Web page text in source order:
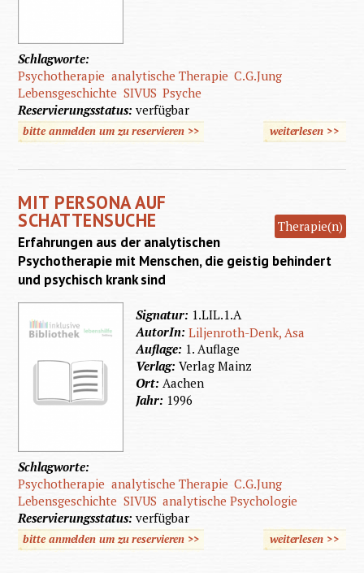
Schlagworte:
Psychotherapie analytische Therapie C.G.Jung
Lebensgeschichte SIVUS Psyche
Reservierungsstatus:verfügbar
bitte anmelden um zu reservieren >> weiterlesen
über
>>
MIT PERSONA AUF
SCHATTENSUCHE Therapie(n)
Erfahrungen aus der analytischen
Psychotherapie mit Menschen, die geistig behindert
und psychisch krank sind
Signatur: 1.LIL.1.A
AutorIn:Liljenroth-Denk, Asa
Auflage: 1. Auflage
Verlag:Verlag Mainz
Ort: Aachen
Jahr: 1996
Schlagworte:
Psychotherapie analytische Therapie C.G.Jung
Lebensgeschichte SIVUS analytische Psychologie
Reservierungsstatus:verfügbar
bitte anmelden um zu reservieren >> weiterlesen
über
>>